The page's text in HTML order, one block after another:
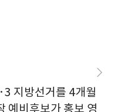
지방선거를 4개월
예비후보가 홍보 영